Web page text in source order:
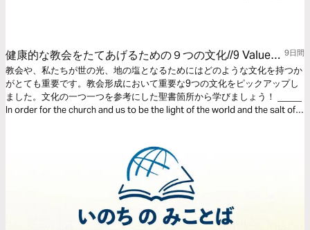
健康的な教会をたてあげるための９つの文化//9 Values
to Develop Healthy Church
9日間
教会や、私たちが世の光、地の塩となるためにはどのような文化を持つか
がとても重要です。教会形成において重要な9つの文化をピックアップし
ました。文化の一つ一つを参考にした聖書箇所から学びましょう！ _____
In order for the church and us to be the light of the world and the salt of
each of these cultures with reference to biblical passages!